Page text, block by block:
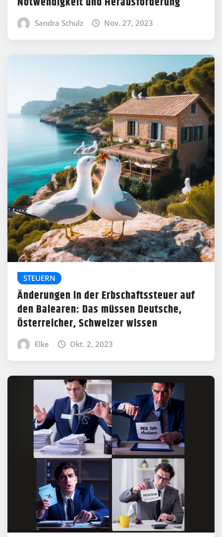
Sandra Schulz Nov. 27, 2023
STEUERN
Änderungen in der Erbschaftssteuer auf
den Balearen: Das müssen Deutsche,
Österreicher, Schweizer wissen
Elke Okt. 2, 2023